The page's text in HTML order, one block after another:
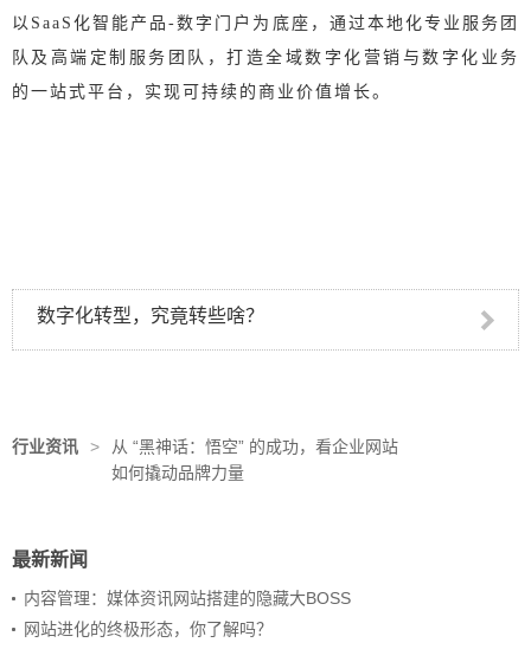
以SaaS化智能产品-数字门户为底座，通过本地化专业服务团
队及高端定制服务团队，打造全域数字化营销与数字化业务
的一站式平台，实现可持续的商业价值增长。
数字化转型，究竟转些啥？
行业资讯 >
从 “黑神话：悟空” 的成功，看企业网站
如何撬动品牌力量
最新新闻
内容管理：媒体资讯网站搭建的隐藏大BOSS
网站进化的终极形态，你了解吗？